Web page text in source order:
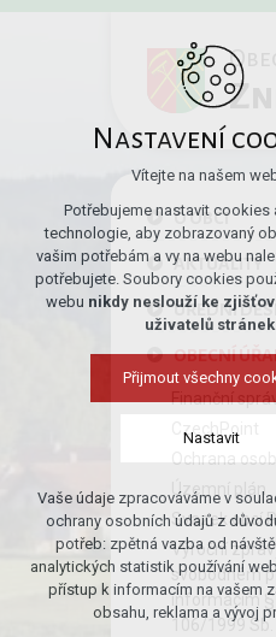
Obec
O OBCI
AKTUALITY
ÚŘEDNÍ
OBECNÍ
Finanční
CzechPoint
Ochrana
Územní plán
Svazek obcí
Výroční
svobodném
informacím §
106/1999 Sb.
Nastavení
Vítejte na našem
Potřebujeme nastavit cookies
technologie, aby zobrazovaný
vašim potřebám a vy na webu
potřebujete. Soubory cookies
webu nikdy neslouží ke
uživatelů stránek
Přijmout všechny
Nastavit
Technická cookies
nutná pro provozování
udržení kontextu stránek
případná přihlášení, volby
Volitelná cookies
Vaše údaje zpracováváme v
ochrany osobních údajů z
potřeb: zpětná vazba od
analytických statistik používání
přístup k informacím na vašem
obsahu, reklama a vývoj